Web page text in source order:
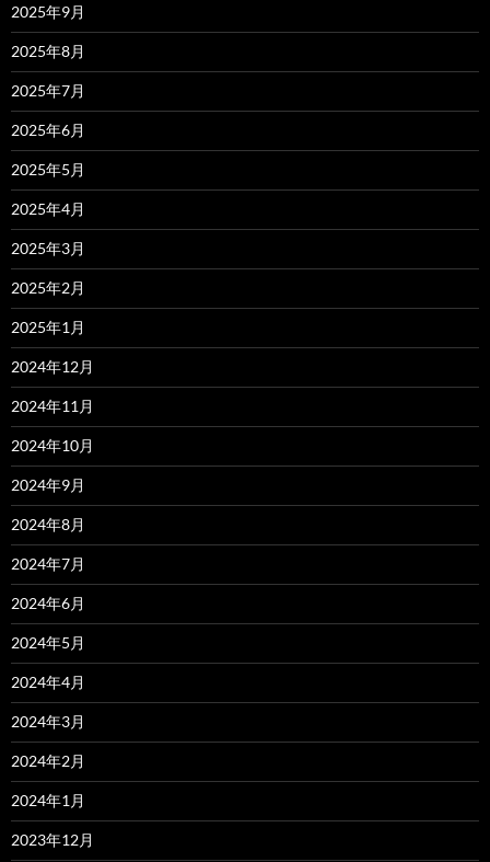
2025年9月
2025年8月
2025年7月
2025年6月
2025年5月
2025年4月
2025年3月
2025年2月
2025年1月
2024年12月
2024年11月
2024年10月
2024年9月
2024年8月
2024年7月
2024年6月
2024年5月
2024年4月
2024年3月
2024年2月
2024年1月
2023年12月